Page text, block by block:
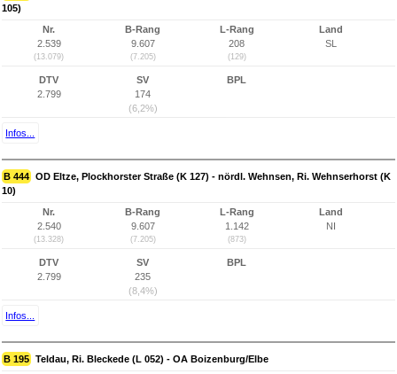
105)
Nr.
2.539
(13.079)
B-Rang
9.607
(7.205)
L-Rang
208
(129)
Land
SL
DTV
2.799
SV
174
(6,2%)
BPL
Infos...
B 444 OD Eltze, Plockhorster Straße (K 127) - nördl. Wehnsen, Ri. Wehnserhorst (K
10)
Nr.
2.540
(13.328)
B-Rang
9.607
(7.205)
L-Rang
1.142
(873)
Land
NI
DTV
2.799
SV
235
(8,4%)
BPL
Infos...
B 195 Teldau, Ri. Bleckede (L 052) - OA Boizenburg/Elbe